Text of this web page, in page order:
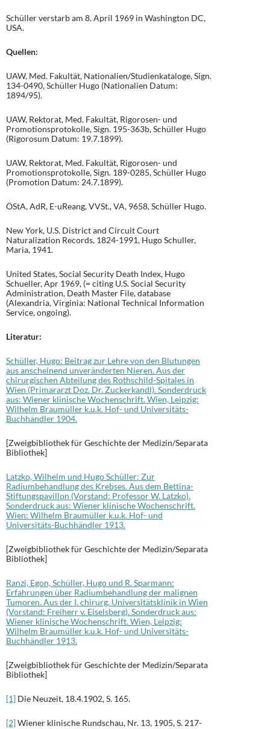
Schüller verstarb am 8. April 1969 in Washington DC,
USA.
Quellen:
UAW, Med. Fakultät, Nationalien/Studienkataloge, Sign.
134-0490, Schüller Hugo (Nationalien Datum:
1894/95).
UAW, Rektorat, Med. Fakultät, Rigorosen- und
Promotionsprotokolle, Sign. 195-363b, Schüller Hugo
(Rigorosum Datum: 19.7.1899).
UAW, Rektorat, Med. Fakultät, Rigorosen- und
Promotionsprotokolle, Sign. 189-0285, Schüller Hugo
(Promotion Datum: 24.7.1899).
ÖStA, AdR, E-uReang, VVSt., VA, 9658, Schüller Hugo.
New York, U.S. District and Circuit Court
Naturalization Records, 1824-1991, Hugo Schuller,
Maria, 1941.
United States, Social Security Death Index, Hugo
Schueller, Apr 1969, (= citing U.S. Social Security
Administration, Death Master File, database
(Alexandria, Virginia: National Technical Information
Service, ongoing).
Literatur:
Schüller, Hugo: Beitrag zur Lehre von den Blutungen
aus anscheinend unveränderten Nieren. Aus der
chirurgischen Abteilung des Rothschild-Spitales in
Wien (Primararzt Doz. Dr. Zuckerkandl). Sonderdruck
aus: Wiener klinische Wochenschrift. Wien, Leipzig:
Wilhelm Braumüller k.u.k. Hof- und Universitäts-
Buchhändler 1904.
[Zweigbibliothek für Geschichte der Medizin/Separata
Bibliothek]
Latzko, Wilhelm und Hugo Schüller: Zur
Radiumbehandlung des Krebses. Aus dem Bettina-
Stiftungspavillon (Vorstand: Professor W. Latzko).
Sonderdruck aus: Wiener klinische Wochenschrift.
Wien: Wilhelm Braumüller k.u.k. Hof- und
Universitäts-Buchhändler 1913.
[Zweigbibliothek für Geschichte der Medizin/Separata
Bibliothek]
Ranzi, Egon, Schüller, Hugo und R. Sparmann:
Erfahrungen über Radiumbehandlung der malignen
Tumoren. Aus der I. chirurg. Universitätsklinik in Wien
(Vorstand: Freiherr v. Eiselsberg). Sonderdruck aus:
Wiener klinische Wochenschrift. Wien, Leipzig:
Wilhelm Braumüller k.u.k. Hof- und Universitäts-
Buchhändler 1913.
[Zweigbibliothek für Geschichte der Medizin/Separata
Bibliothek]
[1] Die Neuzeit, 18.4.1902, S. 165.
[2]Wiener klinische Rundschau, Nr. 13, 1905, S. 217-